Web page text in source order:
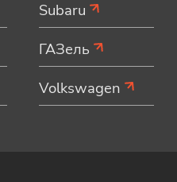
Subaru
ГАЗель
Volkswagen